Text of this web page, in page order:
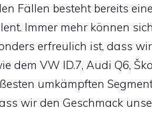
Fällen besteht bereits eine
Immer mehr können
erfreulich ist, dass wir
dem VW ID.7, Audi Q6,
umkämpften
wir den Geschmack